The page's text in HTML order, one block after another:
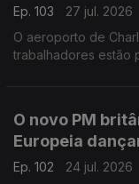
Ep. 103
27 jul. 2026
O aeroporto de
trabalhadores estão
O novo PM
Europeia
Ep. 102
24 jul. 2026